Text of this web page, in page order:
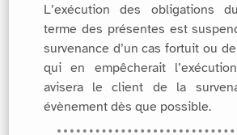
L’exécution des obligations
terme des présentes est
survenance d’un cas fortuit ou
qui en empêcherait
avisera le client de la
évènement dès que possible.